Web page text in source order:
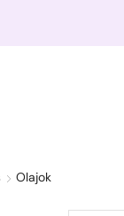
Olajok